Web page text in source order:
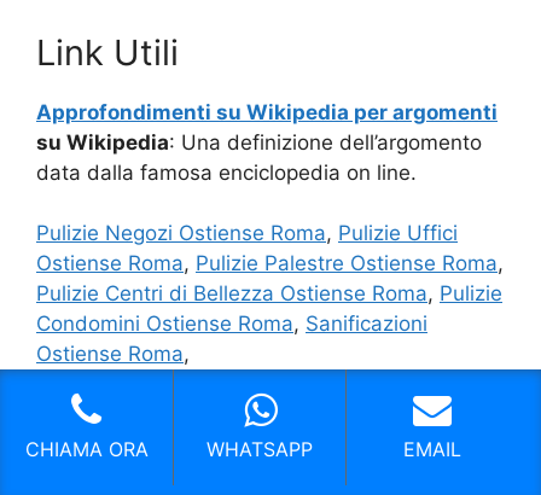
Link Utili
Approfondimenti su Wikipedia per argomenti
su Wikipedia: Una definizione dell’argomento
data dalla famosa enciclopedia on line.
Pulizie Negozi Ostiense Roma, Pulizie Uffici
Ostiense Roma, Pulizie Palestre Ostiense Roma,
Pulizie Centri di Bellezza Ostiense Roma, Pulizie
Condomini Ostiense Roma, Sanificazioni
Ostiense Roma,
I nostri servizi in Provincia di Roma
CHIAMA ORA WHATSAPP EMAIL